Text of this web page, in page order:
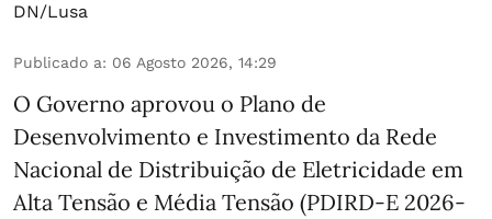
DN/Lusa
Publicado a: 06 Agosto 2026, 14:29
O Governo aprovou o Plano de
Desenvolvimento e Investimento da Rede
Nacional de Distribuição de Eletricidade em
Alta Tensão e Média Tensão (PDIRD-E 2026-